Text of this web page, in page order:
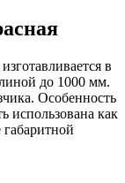
в
до 1000 мм.
Особенность
использована как